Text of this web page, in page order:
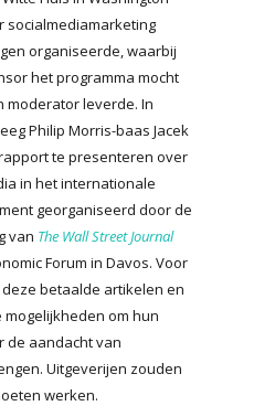
socialmediamarketing
organiseerde, waarbij
het programma mocht
moderator leverde. In
Philip Morris-baas Jacek
te presenteren over
in het internationale
georganiseerd door de
van The Wall Street Journal
Forum in Davos. Voor
betaalde artikelen en
om hun
de aandacht van
Uitgeverijen zouden
werken.